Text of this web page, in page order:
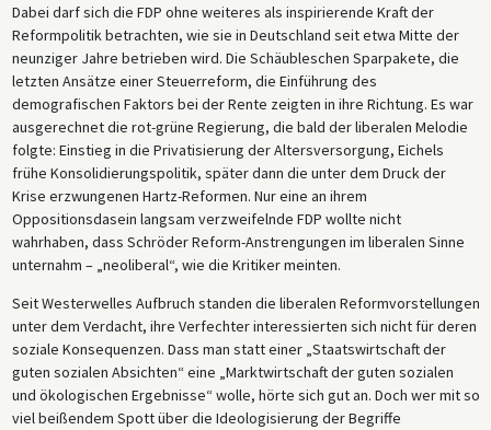
Dabei darf sich die FDP ohne weiteres als inspirierende Kraft der
Reformpolitik betrachten, wie sie in Deutschland seit etwa Mitte der
neunziger Jahre betrieben wird. Die Schäubleschen Sparpakete, die
letzten Ansätze einer Steuerreform, die Einführung des
demografischen Faktors bei der Rente zeigten in ihre Richtung. Es war
ausgerechnet die rot-grüne Regierung, die bald der liberalen Melodie
folgte: Einstieg in die Privatisierung der Altersversorgung, Eichels
frühe Konsolidierungspolitik, später dann die unter dem Druck der
Krise erzwungenen Hartz-Reformen. Nur eine an ihrem
Oppositionsdasein langsam verzweifelnde FDP wollte nicht
wahrhaben, dass Schröder Reform-Anstrengungen im liberalen Sinne
unternahm – „neoliberal“, wie die Kritiker meinten.
Seit Westerwelles Aufbruch standen die liberalen Reformvorstellungen
unter dem Verdacht, ihre Verfechter interessierten sich nicht für deren
soziale Konsequenzen. Dass man statt einer „Staatswirtschaft der
guten sozialen Absichten“ eine „Marktwirtschaft der guten sozialen
und ökologischen Ergebnisse“ wolle, hörte sich gut an. Doch wer mit so
viel beißendem Spott über die Ideologisierung der Begriffe